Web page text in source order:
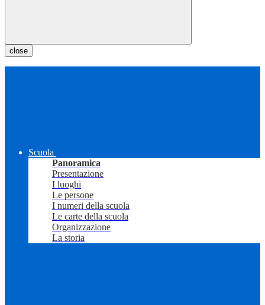
close
Scuola
Panoramica
Presentazione
I luoghi
Le persone
I numeri della scuola
Le carte della scuola
Organizzazione
La storia